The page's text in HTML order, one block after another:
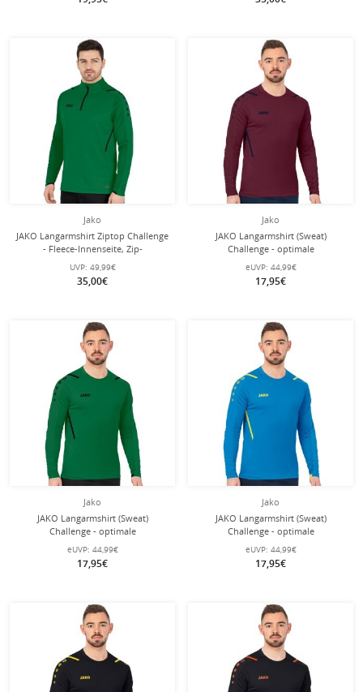
Jako
JAKO Langarmshirt Ziptop Challenge
- Fleece-Innenseite, Zip-
Reissverschluss - grün Herren
UVP: 49,99€
35,00€
Jako
JAKO Langarmshirt (Sweat)
Challenge - optimale
Bewegungsfreiheit - weinrot Herren
eUVP: 44,99€
17,95€
Jako
JAKO Langarmshirt (Sweat)
Challenge - optimale
Bewegungsfreiheit - grün Herren
eUVP: 44,99€
17,95€
Jako
JAKO Langarmshirt (Sweat)
Challenge - optimale
Bewegungsfreiheit - hellblau Herren
eUVP: 44,99€
17,95€